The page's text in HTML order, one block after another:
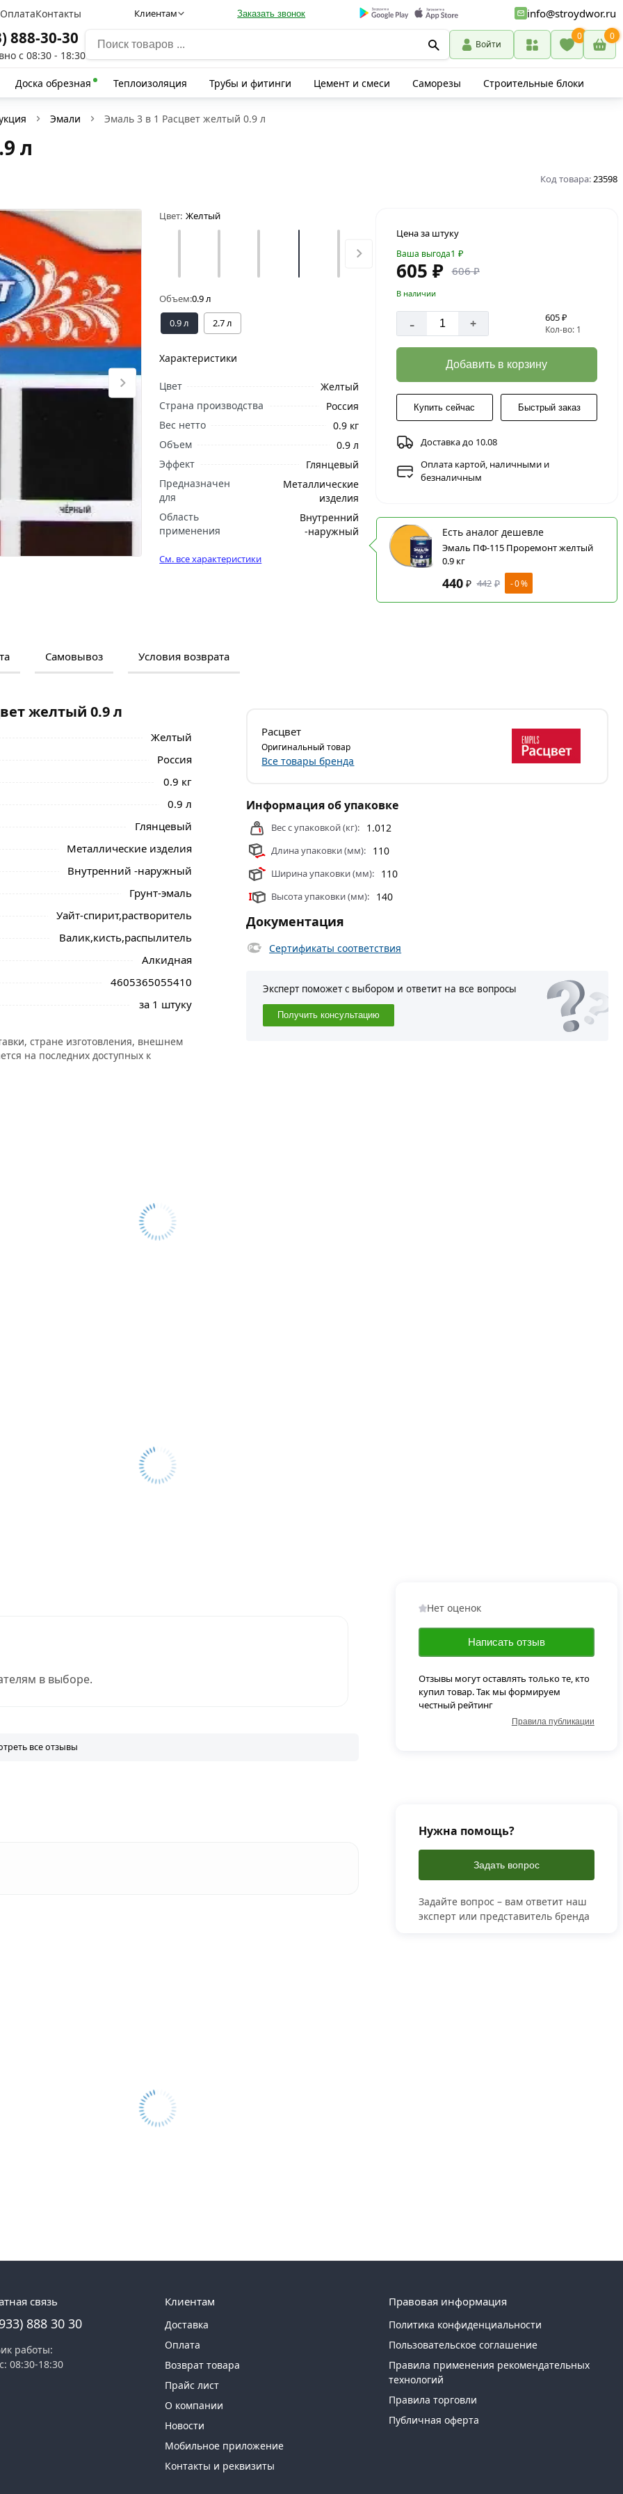
ОплатаКонтакты Клиентам Заказать звонок info@stroydwor.ru
888-30-30
с 08:30 - 18:30
Войти
0 0
Доска обрезная Теплоизоляция Трубы и фитинги Цемент и смеси Саморезы Строительные блоки
Эмали Эмаль 3 в 1 Расцвет желтый 0.9 л
л
Код товара:23598
Цвет: Желтый
Объем:0.9 л
0.9 л
2.7 л
Характеристики
Цвет
Желтый
Страна производства
Россия
Вес нетто
0.9 кг
Объем
0.9 л
Эффект
Глянцевый
Предназначен
для
Металлические
изделия
Область
применения
Внутренний
-наружный
См. все характеристики
Цена за штуку
Ваша выгода1 ₽
605 ₽ 606 ₽
В наличии
- + 605 ₽
Кол-во: 1
Добавить в корзину
Купить сейчас Быстрый заказ
Доставка до 10.08
Оплата картой, наличными и
безналичным
Есть аналог дешевле
Эмаль ПФ-115 Проремонт желтый
0.9 кг
440 ₽ 442 ₽ - 0 %
Самовывоз Условия возврата
и отзывами о товаре, чтобы сделать
помещений. Покрытие наносится с
поверхности большой площади –
кисти или валика (при окрашивании
климата, к воздействию воды,
желтый 0.9 л
Желтый
Россия
0.9 кг
0.9 л
Глянцевый
Металлические изделия
Внутренний -наружный
Грунт-эмаль
Уайт-спирит,растворитель
Валик,кисть,распылитель
Алкидная
4605365055410
за 1 штуку
стране изготовления, внешнем
на последних доступных к
Расцвет
Оригинальный товар
Все товары бренда
Информация об упаковке
Вес с упаковкой (кг): 1.012
Длина упаковки (мм): 110
Ширина упаковки (мм): 110
Высота упаковки (мм): 140
Документация
Сертификаты соответствия
Эксперт поможет с выбором и ответит на все вопросы
Получить консультацию
в выборе.
все отзывы
Нет оценок
Написать отзыв
Отзывы могут оставлять только те, кто
купил товар. Так мы формируем
честный рейтинг
Правила публикации
Нужна помощь?
Задать вопрос
Задайте вопрос – вам ответит наш
эксперт или представитель бренда
связь
888 30 30
работы:
08:30-18:30
Клиентам
Доставка
Оплата
Возврат товара
Прайс лист
О компании
Новости
Мобильное приложение
Контакты и реквизиты
Правовая информация
Политика конфиденциальности
Пользовательское соглашение
Правила применения рекомендательных
технологий
Правила торговли
Публичная оферта